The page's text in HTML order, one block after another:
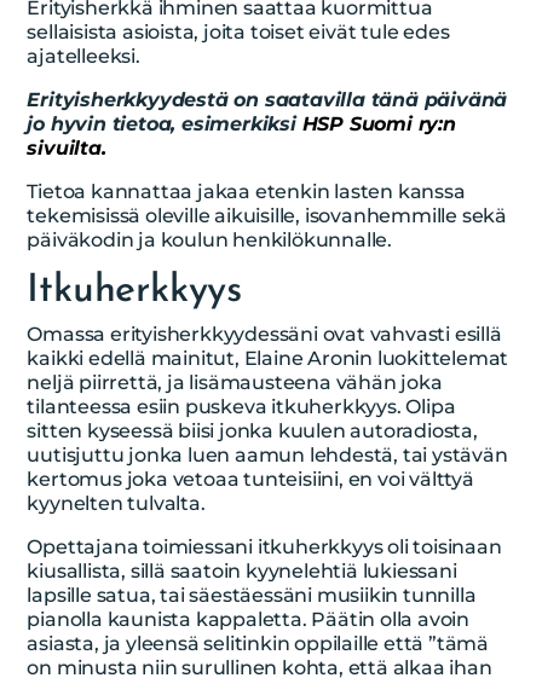
Erityisherkkä ihminen saattaa kuormittua
sellaisista asioista, joita toiset eivät tule edes
ajatelleeksi.
Erityisherkkyydestä on saatavilla tänä päivänä
jo hyvin tietoa, esimerkiksi HSP Suomi ry:n
sivuilta.
Tietoa kannattaa jakaa etenkin lasten kanssa
tekemisissä oleville aikuisille, isovanhemmille sekä
päiväkodin ja koulun henkilökunnalle.
Itkuherkkyys
Omassa erityisherkkyydessäni ovat vahvasti esillä
kaikki edellä mainitut, Elaine Aronin luokittelemat
neljä piirrettä, ja lisämausteena vähän joka
tilanteessa esiin puskeva itkuherkkyys. Olipa
sitten kyseessä biisi jonka kuulen autoradiosta,
uutisjuttu jonka luen aamun lehdestä, tai ystävän
kertomus joka vetoaa tunteisiini, en voi välttyä
kyynelten tulvalta.
Opettajana toimiessani itkuherkkyys oli toisinaan
kiusallista, sillä saatoin kyynelehtiä lukiessani
lapsille satua, tai säestäessäni musiikin tunnilla
pianolla kaunista kappaletta. Päätin olla avoin
asiasta, ja yleensä selitinkin oppilaille että ”tämä
on minusta niin surullinen kohta, että alkaa ihan